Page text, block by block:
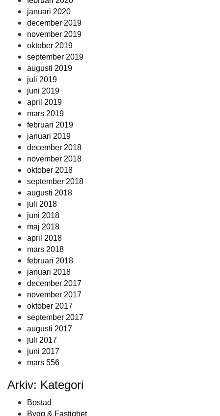
januari 2020
december 2019
november 2019
oktober 2019
september 2019
augusti 2019
juli 2019
juni 2019
april 2019
mars 2019
februari 2019
januari 2019
december 2018
november 2018
oktober 2018
september 2018
augusti 2018
juli 2018
juni 2018
maj 2018
april 2018
mars 2018
februari 2018
januari 2018
december 2017
november 2017
oktober 2017
september 2017
augusti 2017
juli 2017
juni 2017
mars 556
Arkiv: Kategori
Bostad
Bygg & Fastighet